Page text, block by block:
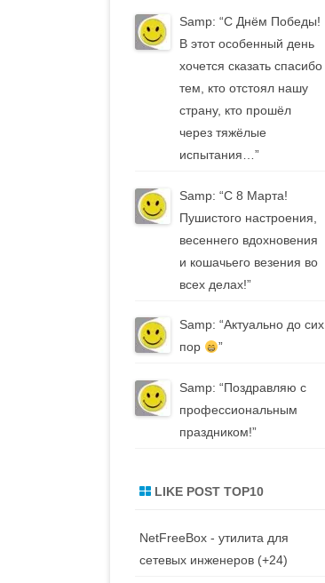
Samp: “С Днём Победы!
В этот особенный день
хочется сказать спасибо
тем, кто отстоял нашу
страну, кто прошёл
через тяжёлые
испытания… ”
Samp: “С 8 Марта!
Пушистого настроения,
весеннего вдохновения
и кошачьего везения во
всех делах!”
Samp: “Актуально до сих
пор
”
Samp: “Поздравляю с
профессиональным
праздником!”
LIKE POST TOP10
NetFreeBox - утилита для
сетевых инженеров +24